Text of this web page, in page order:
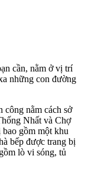
cần, nằm ở vị trí
những con đường
công nằm cách sở
Nhất và Chợ
gồm một khu
bếp được trang bị
lò vi sóng, tủ